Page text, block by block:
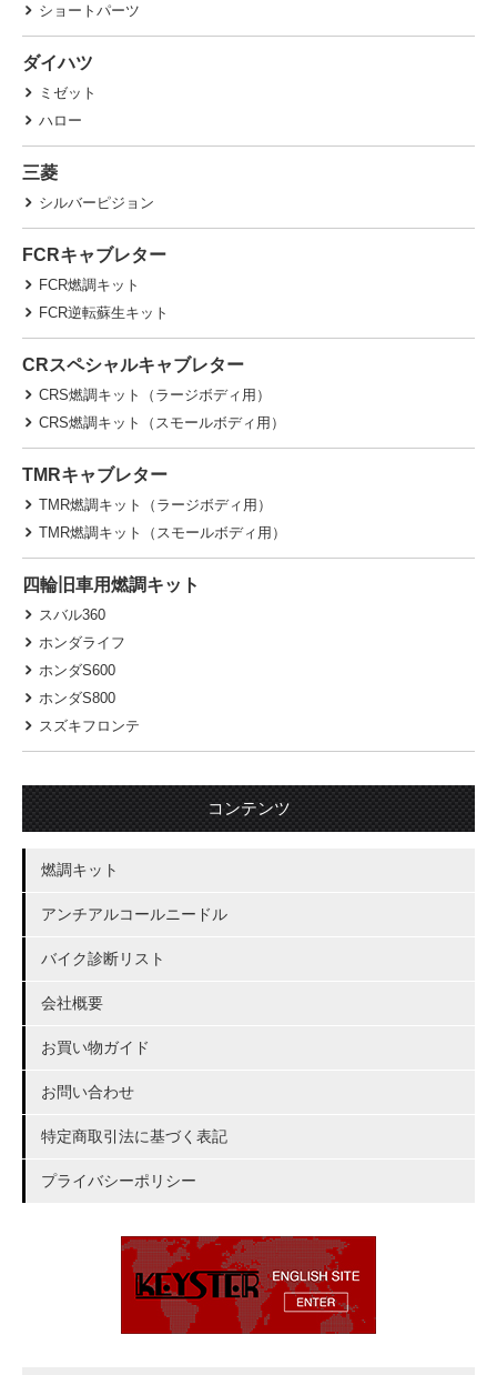
ショートパーツ
ダイハツ
ミゼット
ハロー
三菱
シルバーピジョン
FCRキャブレター
FCR燃調キット
FCR逆転蘇生キット
CRスペシャルキャブレター
CRS燃調キット（ラージボディ用）
CRS燃調キット（スモールボディ用）
TMRキャブレター
TMR燃調キット（ラージボディ用）
TMR燃調キット（スモールボディ用）
四輪旧車用燃調キット
スバル360
ホンダライフ
ホンダS600
ホンダS800
スズキフロンテ
コンテンツ
燃調キット
アンチアルコールニードル
バイク診断リスト
会社概要
お買い物ガイド
お問い合わせ
特定商取引法に基づく表記
プライバシーポリシー